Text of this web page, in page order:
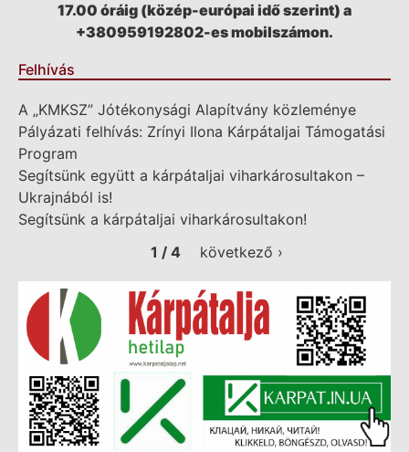
17.00 óráig (közép-európai idő szerint) a
+380959192802-es mobilszámon.
Felhívás
A „KMKSZ” Jótékonysági Alapítvány közleménye
Pályázati felhívás: Zrínyi Ilona Kárpátaljai Támogatási
Program
Segítsünk együtt a kárpátaljai viharkárosultakon –
Ukrajnából is!
Segítsünk a kárpátaljai viharkárosultakon!
1 / 4
következő ›